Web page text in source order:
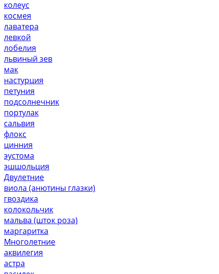
колеус
космея
лаватера
левкой
лобелия
львиный зев
мак
настурция
петуния
подсолнечник
портулак
сальвия
флокс
цинния
эустома
эшшольция
Двулетние
виола (анютины глазки)
гвоздика
колокольчик
мальва (шток роза)
маргаритка
Многолетние
аквилегия
астра